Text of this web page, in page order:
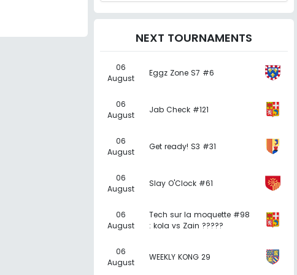
NEXT TOURNAMENTS
06
August
Eggz Zone S7 #6
06
August
Jab Check #121
06
August
Get ready! S3 #31
06
August
Slay O'Clock #61
06
August
Tech sur la moquette #98
: kola vs Zain ?????
06
August
WEEKLY KONG 29